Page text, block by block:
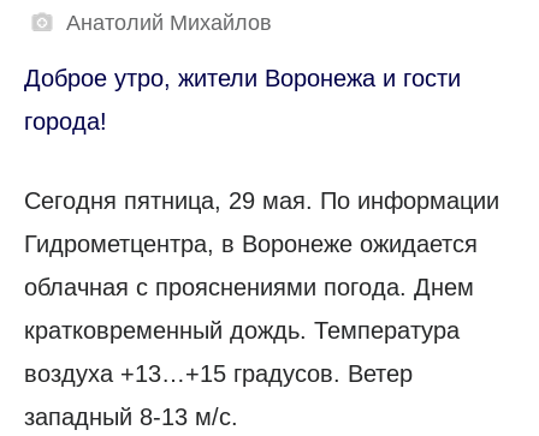
Анатолий Михайлов
Доброе утро, жители Воронежа и гости
города!
Сегодня пятница, 29 мая. По информации
Гидрометцентра, в Воронеже ожидается
облачная с прояснениями погода. Днем
кратковременный дождь. Температура
воздуха +13…+15 градусов. Ветер
западный 8-13 м/с.